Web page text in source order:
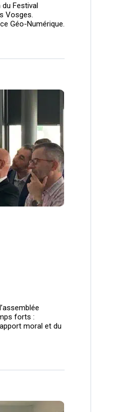
Festival
Vosges.
Géo-Numérique.
forts :
moral et du